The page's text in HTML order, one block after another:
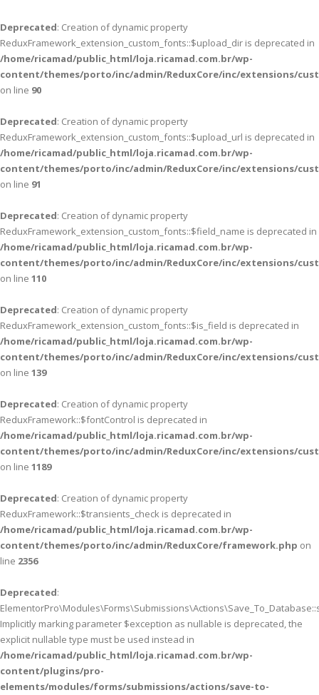
Deprecated: Creation of dynamic property
ReduxFramework_extension_custom_fonts::$upload_dir is deprecated in
/home/ricamad/public_html/loja.ricamad.com.br/wp-
content/themes/porto/inc/admin/ReduxCore/inc/extensions/
on line 90
Deprecated: Creation of dynamic property
ReduxFramework_extension_custom_fonts::$upload_url is deprecated in
/home/ricamad/public_html/loja.ricamad.com.br/wp-
content/themes/porto/inc/admin/ReduxCore/inc/extensions/
on line 91
Deprecated: Creation of dynamic property
ReduxFramework_extension_custom_fonts::$field_name is deprecated in
/home/ricamad/public_html/loja.ricamad.com.br/wp-
content/themes/porto/inc/admin/ReduxCore/inc/extensions/
on line 110
Deprecated: Creation of dynamic property
ReduxFramework_extension_custom_fonts::$is_field is deprecated in
/home/ricamad/public_html/loja.ricamad.com.br/wp-
content/themes/porto/inc/admin/ReduxCore/inc/extensions/
on line 139
Deprecated: Creation of dynamic property
ReduxFramework::$fontControl is deprecated in
/home/ricamad/public_html/loja.ricamad.com.br/wp-
content/themes/porto/inc/admin/ReduxCore/inc/extensions/
on line 1189
Deprecated: Creation of dynamic property
ReduxFramework::$transients_check is deprecated in
/home/ricamad/public_html/loja.ricamad.com.br/wp-
content/themes/porto/inc/admin/ReduxCore/framework.php on
line 2356
Deprecated:
Implicitly marking parameter $exception as nullable is deprecated, the
explicit nullable type must be used instead in
/home/ricamad/public_html/loja.ricamad.com.br/wp-
content/plugins/pro-
elements/modules/forms/submissions/actions/save-to-